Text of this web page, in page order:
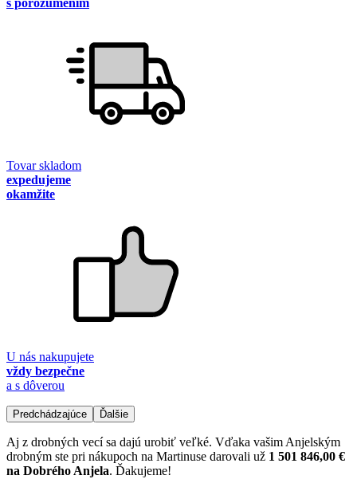
Tovar skladom
expedujeme
okamžite
U nás nakupujete
vždy bezpečne
a s dôverou
Predchádzajúce Ďalšie
Aj z drobných vecí sa dajú urobiť veľké. Vďaka vašim Anjelským
drobným ste pri nákupoch na Martinuse darovali už 1 501 846,00 €
na Dobrého Anjela. Ďakujeme!